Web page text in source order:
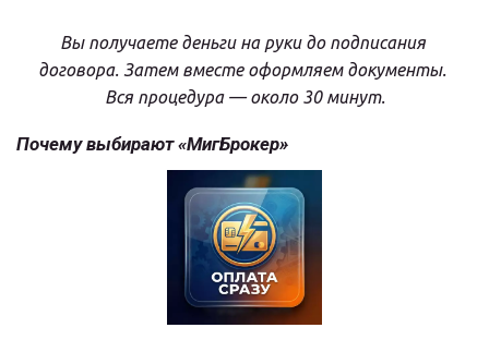
Вы получаете деньги на руки до подписания
договора. Затем вместе оформляем документы.
Вся процедура — около 30 минут.
Почему выбирают «МигБрокер»